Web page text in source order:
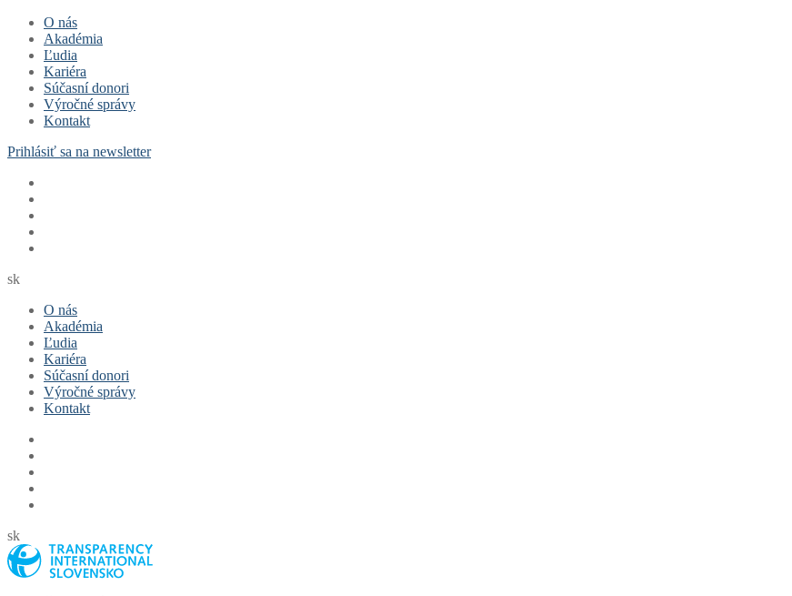
Preskočiť
obsah
Menu
ZavrieťO nás
Akadémia
Ľudia
Kariéra
Súčasní donori
Výročné správy
Kontakt
Prihlásiť sa na newsletter
sk
O nás
Akadémia
Ľudia
Kariéra
Súčasní donori
Výročné správy
Kontakt
sk